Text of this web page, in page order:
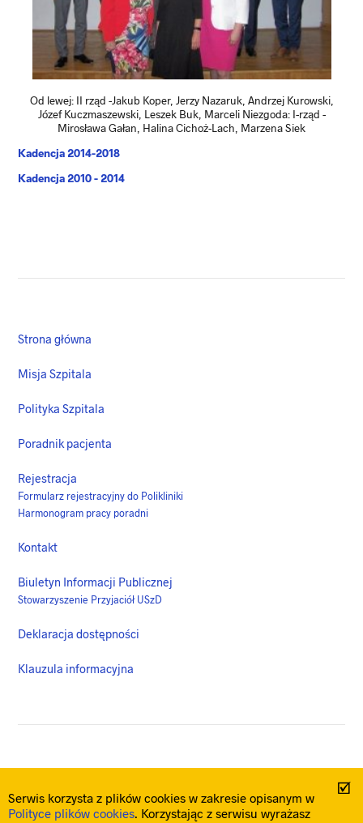
Od lewej: II rząd -Jakub Koper, Jerzy Nazaruk, Andrzej Kurowski,
Józef Kuczmaszewski, Leszek Buk, Marceli Niezgoda: I-rząd -
Mirosława Gałan, Halina Cichoż-Lach, Marzena Siek
Kadencja 2014-2018
Kadencja 2010 - 2014
Strona główna
Misja Szpitala
Polityka Szpitala
Poradnik pacjenta
Rejestracja
Formularz rejestracyjny do Polikliniki
Harmonogram pracy poradni
Kontakt
Biuletyn Informacji Publicznej
Stowarzyszenie Przyjaciół USzD
Deklaracja dostępności
Klauzula informacyjna
© Uniwersytecki Szpital Dziecięcy w Lublinie 2026 / designed by
Serwis korzysta z plików cookies w zakresie opisanym w
Polityce plików cookies. Korzystając z serwisu wyrażasz